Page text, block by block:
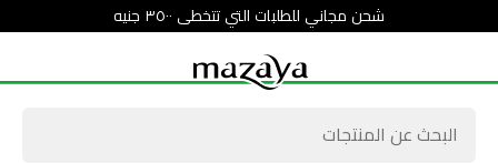
شحن مجاني للطلبات التي تتخطى ٣٥٠٠ جنيه